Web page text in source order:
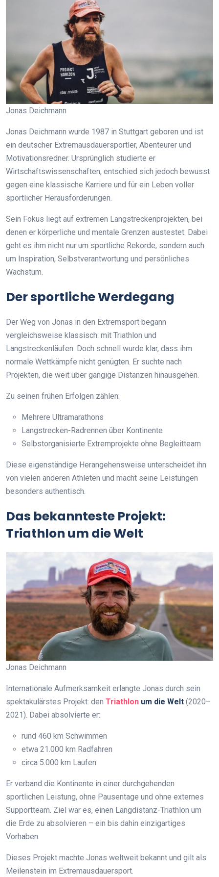
Jonas Deichmann
Jonas Deichmann wurde 1987 in Stuttgart geboren und ist
ein deutscher Extremausdauersportler, Abenteurer und
Motivationsredner. Ursprünglich studierte er
Wirtschaftswissenschaften, entschied sich jedoch bewusst
gegen eine klassische Karriere und für ein Leben voller
sportlicher Herausforderungen.
Sein Fokus liegt auf extremen Langstreckenprojekten, bei
denen er körperliche und mentale Grenzen austestet. Dabei
geht es ihm nicht nur um sportliche Rekorde, sondern auch
um Inspiration, Selbstverantwortung und persönliches
Wachstum.
Der sportliche Werdegang
Der Weg von Jonas in den Extremsport begann
vergleichsweise klassisch: mit Triathlon und
Langstreckenläufen. Doch schnell wurde klar, dass ihm
normale Wettkämpfe nicht genügten. Er suchte nach
Projekten, die weit über gängige Distanzen hinausgehen.
Zu seinen frühen Erfolgen zählen:
Mehrere Ultramarathons
Langstrecken-Radrennen über Kontinente
Selbstorganisierte Extremprojekte ohne Begleitteam
Diese eigenständige Herangehensweise unterscheidet ihn
von vielen anderen Athleten und macht seine Leistungen
besonders authentisch.
Das bekannteste Projekt:
Triathlon um die Welt
Jonas Deichmann
Internationale Aufmerksamkeit erlangte Jonas durch sein
spektakulärstes Projekt: den Triathlon um die Welt (2020–
2021). Dabei absolvierte er:
rund 460 km Schwimmen
etwa 21.000 km Radfahren
circa 5.000 km Laufen
Er verband die Kontinente in einer durchgehenden
sportlichen Leistung, ohne Pausentage und ohne externes
Supportteam. Ziel war es, einen Langdistanz-Triathlon um
die Erde zu absolvieren – ein bis dahin einzigartiges
Vorhaben.
Dieses Projekt machte Jonas weltweit bekannt und gilt als
Meilenstein im Extremausdauersport.